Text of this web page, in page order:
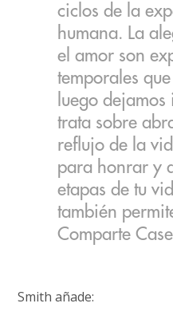
ciclos de la
humana. La
el amor son
temporales
luego dejamos
trata sobre
reflujo de la
para honrar y
etapas de tu
también
Comparte Case
Smith añade: